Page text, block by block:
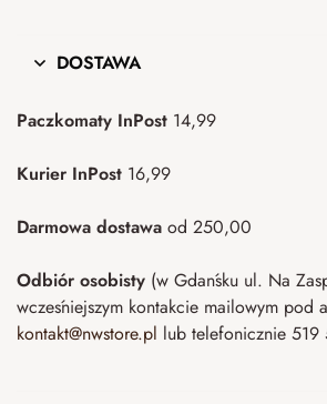
DOSTAWA
Paczkomaty InPost 14,99
Kurier InPost 16,99
Darmowa dostawa od 250,00
Odbiór osobisty (w Gdańsku ul. Na
wcześniejszym kontakcie mailowym pod
kontakt@nwstore.pl lub telefonicznie